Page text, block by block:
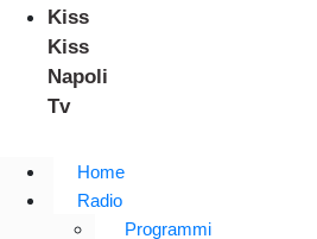
Kiss
Kiss
Napoli
Tv
Home
Radio
Programmi